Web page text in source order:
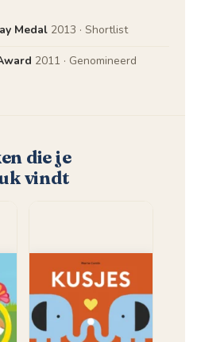
Medal 2013 · Shortlist
2011 · Genomineerd
die je
vindt